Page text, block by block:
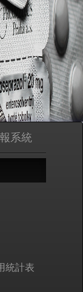
系統
統計表